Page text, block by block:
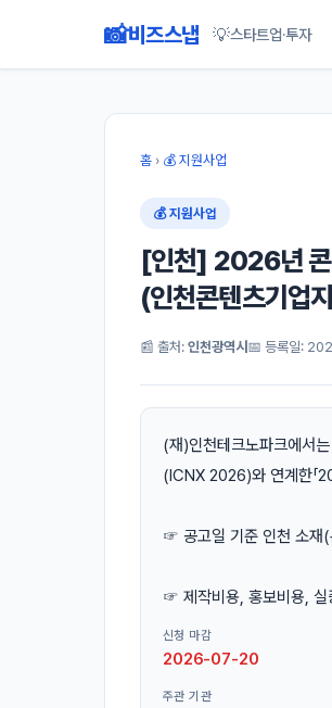
📸비즈스냅 💡스타트업·투자
홈 › 💰 지원사업
💰 지원사업
[인천] 2026년 콘
(인천콘텐츠기업
📰 출처: 인천광역시 📅 등록일:
(재)인천테크노파크에서
(ICNX 2026)와 연계한「
☞ 공고일 기준 인천 소재(
☞ 제작비용, 홍보비용, 실
신청 마감
2026-07-20
주관 기관